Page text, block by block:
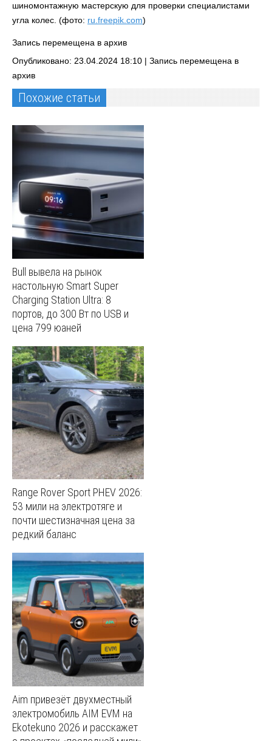
шиномонтажную мастерскую для проверки специалистами
угла колес. (фото: ru.freepik.com)
Запись перемещена в архив
Опубликовано: 23.04.2024 18:10 | Запись перемещена в
архив
Похожие статьи
Bull вывела на рынок
настольную Smart Super
Charging Station Ultra: 8
портов, до 300 Вт по USB и
цена 799 юаней
Range Rover Sport PHEV 2026:
53 мили на электротяге и
почти шестизначная цена за
редкий баланс
Aim привезёт двухместный
электромобиль AIM EVM на
Ekotekuno 2026 и расскажет